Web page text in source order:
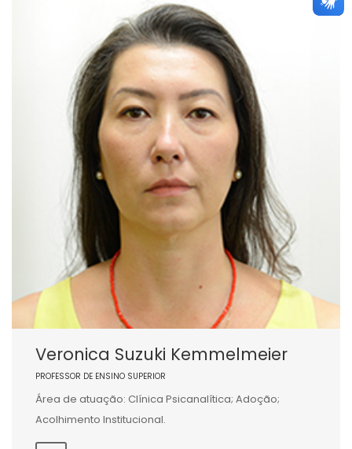
Veronica Suzuki Kemmelmeier
PROFESSOR DE ENSINO SUPERIOR
Área de atuação: Clínica Psicanalítica; Adoção;
Acolhimento Institucional.